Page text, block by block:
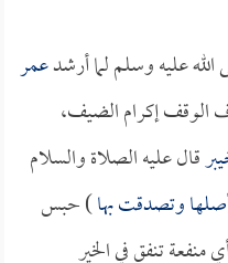
عليه وسلم لما أرشدعمر
إكرام الضيف،
قال عليه الصلاة والسلام
وتصدقت بها) حبس
تنفق في الخير